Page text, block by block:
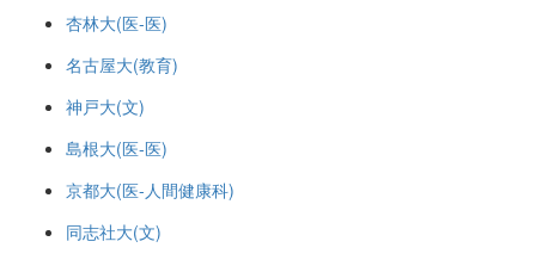
杏林大(医-医)
名古屋大(教育)
神戸大(文)
島根大(医-医)
京都大(医-人間健康科)
同志社大(文)